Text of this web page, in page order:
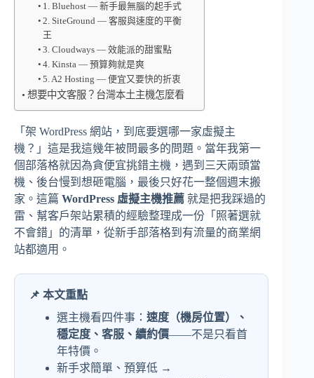
1. Bluehost — 新手最無腦的起手式
2. SiteGround — 客服與速度的平衡
王
3. Cloudways — 效能派的甜蜜點
4. Kinsta — 預算夠就是爽
5. A2 Hosting — 便宜又要快的折衷
想要中文客服？台灣本土主機怎麼看
「架 WordPress 網站，到底要選哪一家虛擬主
機？」這是我這幾年被問最多的問題。當年我第一
個部落格就因為貪便宜挑錯主機，遇到三天兩頭當
機、後台慢到想砸電腦，最後只好花一整個週末搬
家。這篇 WordPress 虛擬主機推薦 就是把我踩過的
雷、幫客戶架站累積的經驗整理成一份「照著選就
不會錯」的清單，從新手部落格到有流量的商業網
站都適用。
📌 本文重點
選主機看四件事： 速度（機房位置）、
穩定度、客服、續約價——不是只看首
年特價。
新手求簡單、預算低 →